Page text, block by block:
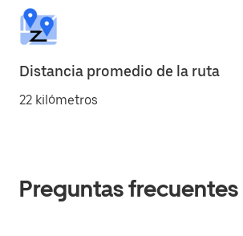
Distancia promedio de la ruta
22 kilómetros
Preguntas frecuentes